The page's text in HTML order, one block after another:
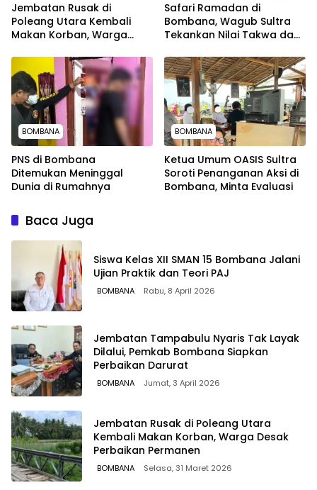
Jembatan Rusak di
Poleang Utara Kembali
Makan Korban, Warga
Safari Ramadan di
Bombana, Wagub Sultra
Tekankan Nilai Takwa dan
BOMBANA
PNS di Bombana
Ditemukan Meninggal
Dunia di Rumahnya
BOMBANA
Ketua Umum OASIS Sultra
Soroti Penanganan Aksi di
Bombana, Minta Evaluasi
Baca Juga
Siswa Kelas XII SMAN 15 Bombana Jalani
Ujian Praktik dan Teori PAJ
BOMBANA Rabu, 8 April 2026
Jembatan Tampabulu Nyaris Tak Layak
Dilalui, Pemkab Bombana Siapkan
Perbaikan Darurat
BOMBANA Jumat, 3 April 2026
Jembatan Rusak di Poleang Utara
Kembali Makan Korban, Warga Desak
Perbaikan Permanen
BOMBANA Selasa, 31 Maret 2026